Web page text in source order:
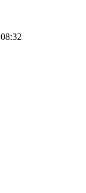
08:32